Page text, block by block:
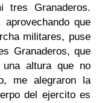
Granaderos.
que
militares, puse
Granaderos, que
altura que no
me alegraron la
del ejercito es